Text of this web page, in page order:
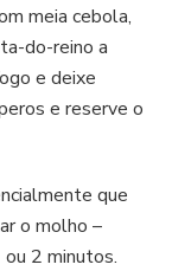
meia cebola,
do-reino a
e deixe
e reserve o
que
o molho –
2 minutos.